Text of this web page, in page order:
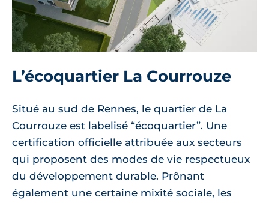
L’écoquartier La Courrouze
Situé au sud de Rennes, le quartier de La
Courrouze est labelisé “écoquartier”. Une
certification officielle attribuée aux secteurs
qui proposent des modes de vie respectueux
du développement durable. Prônant
également une certaine mixité sociale, les